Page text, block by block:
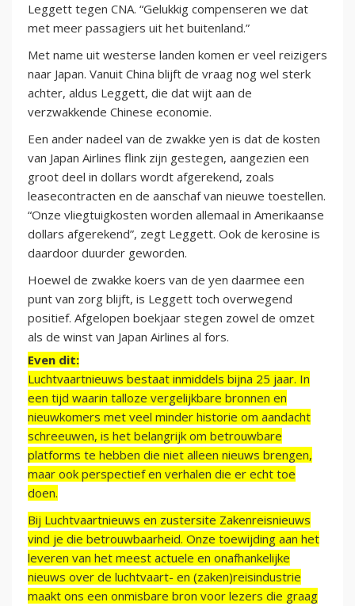
Leggett tegen CNA. “Gelukkig compenseren we dat
met meer passagiers uit het buitenland.”
Met name uit westerse landen komen er veel reizigers
naar Japan. Vanuit China blijft de vraag nog wel sterk
achter, aldus Leggett, die dat wijt aan de
verzwakkende Chinese economie.
Een ander nadeel van de zwakke yen is dat de kosten
van Japan Airlines flink zijn gestegen, aangezien een
groot deel in dollars wordt afgerekend, zoals
leasecontracten en de aanschaf van nieuwe toestellen.
“Onze vliegtuigkosten worden allemaal in Amerikaanse
dollars afgerekend”, zegt Leggett. Ook de kerosine is
daardoor duurder geworden.
Hoewel de zwakke koers van de yen daarmee een
punt van zorg blijft, is Leggett toch overwegend
positief. Afgelopen boekjaar stegen zowel de omzet
als de winst van Japan Airlines al fors.
Even dit:
Luchtvaartnieuws bestaat inmiddels bijna 25 jaar. In
een tijd waarin talloze vergelijkbare bronnen en
nieuwkomers met veel minder historie om aandacht
schreeuwen, is het belangrijk om betrouwbare
platforms te hebben die niet alleen nieuws brengen,
maar ook perspectief en verhalen die er echt toe
doen.
Bij Luchtvaartnieuws en zustersite Zakenreisnieuws
vind je die betrouwbaarheid. Onze toewijding aan het
leveren van het meest actuele en onafhankelijke
nieuws over de luchtvaart- en (zaken)reisindustrie
maakt ons een onmisbare bron voor lezers die graag